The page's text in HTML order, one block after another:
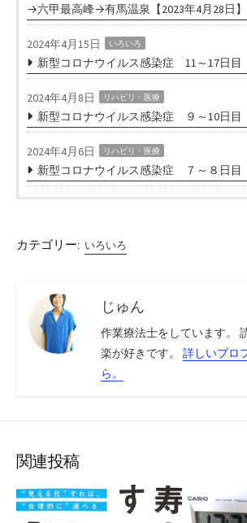
→六甲最高峰→有馬温泉【2023年4月28日】
2024年4月15日 いろいろ
新型コロナウイルス感染症 11～17日目
2024年4月8日 リハビリ・医療
新型コロナウイルス感染症 ９～10日目
2024年4月6日 リハビリ・医療
新型コロナウイルス感染症 ７～８日目
カテゴリー: いろいろ
じゅん
作業療法士をしています。
楽が好きです。 詳しいプロ
ら。
関連投稿